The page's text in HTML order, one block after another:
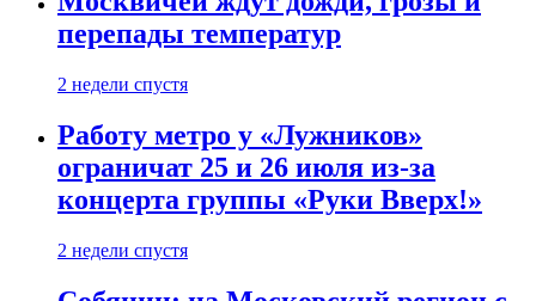
перепады температур
2 недели спустя
Работу метро у «Лужников»
ограничат 25 и 26 июля из-за
концерта группы «Руки Вверх!»
2 недели спустя